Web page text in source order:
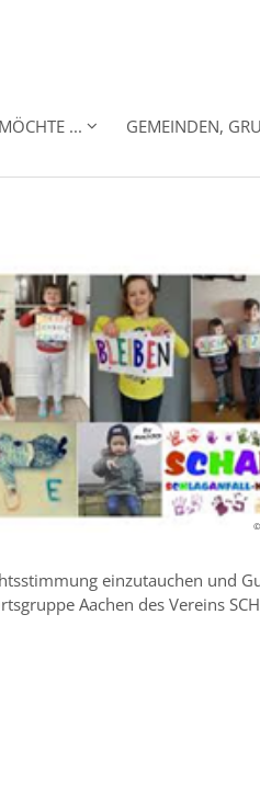
... GEMEINDEN,
©
einzutauchen und
Aachen des Vereins